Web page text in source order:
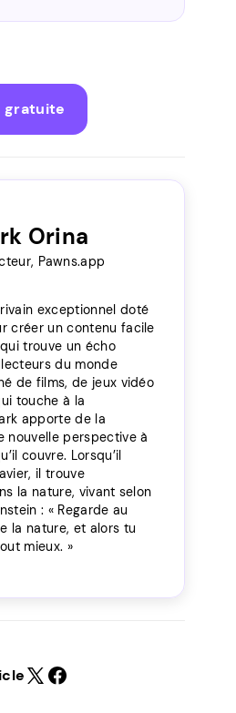
gratuite
Orina
Pawns.app
exceptionnel doté
créer un contenu facile
trouve un écho
du monde
de films, de jeux vidéo
touche à la
apporte de la
nouvelle perspective à
couvre. Lorsqu’il
il trouve
la nature, vivant selon
: « Regarde au
la nature, et alors tu
mieux. »